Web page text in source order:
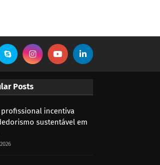
Posts
profissional incentiva
sustentável em